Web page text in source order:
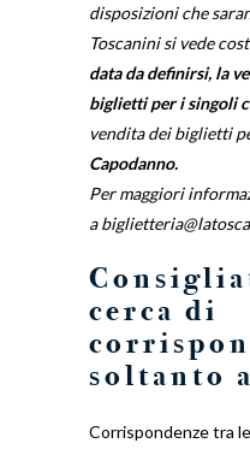
disposizioni che
Toscanini si vede
data da definirsi, la
biglietti per i singoli
vendita dei biglietti
Capodanno.
Per maggiori
a
cerca di
soltanto
Corrispondenze tra